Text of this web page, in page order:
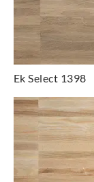
Ek Select 1398